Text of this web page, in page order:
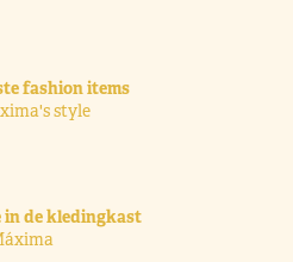
fashion items
style
in de kledingkast